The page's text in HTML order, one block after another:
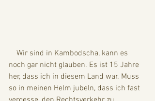
noch gar nicht glauben. Es ist 15 Jahre
her, dass ich in diesem Land war. Muss
so in meinen Helm jubeln, dass ich fast